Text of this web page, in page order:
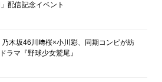
配信記念イベント
乃木坂46川﨑桜×小川彩、同期コンビが紡
ラマ『野球少女鷲尾』